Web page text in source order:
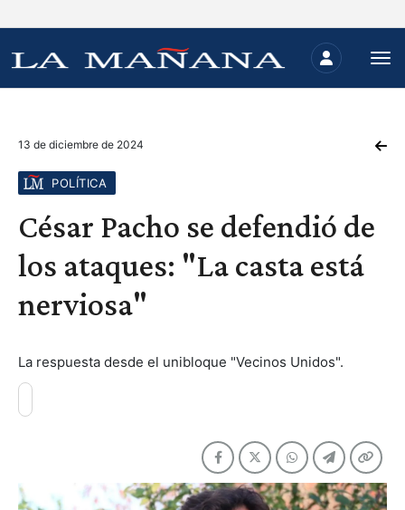
13 de diciembre de 2024
POLÍTICA
César Pacho se defendió de
los ataques: "La casta está
nerviosa"
La respuesta desde el unibloque "Vecinos Unidos".